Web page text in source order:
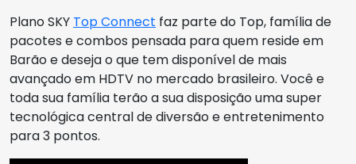
Plano SKY Top Connect faz parte do Top, família de
pacotes e combos pensada para quem reside em
Barão e deseja o que tem disponível de mais
avançado em HDTV no mercado brasileiro. Você e
toda sua família terão a sua disposição uma super
tecnológica central de diversão e entretenimento
para 3 pontos.